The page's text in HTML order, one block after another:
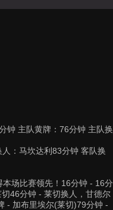
钟 主队黄牌：76分钟 主队换
：马坎达利83分钟 客队换
场比赛领先！16分钟 - 16分
46分钟 - 莱切换人，甘德尔
- 加布里埃尔(莱切)79分钟 -